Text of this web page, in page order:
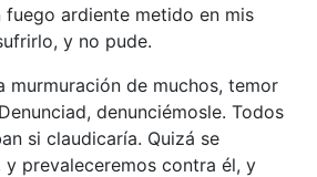
ardiente metido en mis
y no pude.
murmuración de muchos, temor
denunciémosle. Todos
si claudicaría. Quizá se
y prevaleceremos contra él, y